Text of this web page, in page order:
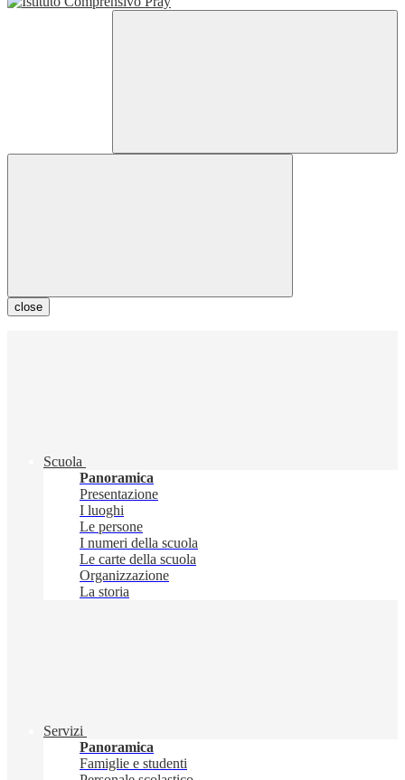
close
Scuola
Panoramica
Presentazione
I luoghi
Le persone
I numeri della scuola
Le carte della scuola
Organizzazione
La storia
Servizi
Panoramica
Famiglie e studenti